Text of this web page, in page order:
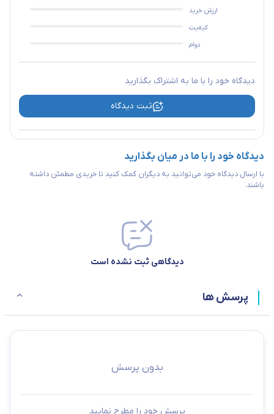
نشانگر LED
ارزش خرید
کیفیت
دوام
دیدگاه خود را با ما به اشتراک بگذارید
ثبت دیدگاه
دیدگاه خود را با ما در میان بگذارید
با ارسال دیدگاه خود می‌توانید به دیگران کمک کنید تا خریدی مطمئن داشته
باشند.
دیدگاهی ثبت نشده است
پرسش ها
بدون پرسش
پرسش خود را مطرح نمایید